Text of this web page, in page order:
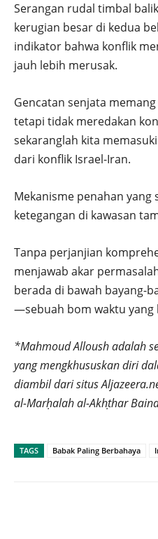
Serangan rudal timbal
kerugian besar di kedua
indikator bahwa konflik
jauh lebih merusak.
Gencatan senjata
tetapi tidak meredakan
sekaranglah kita
dari konflik Israel-Iran.
Mekanisme penahan
ketegangan di kawasan
Tanpa perjanjian
menjawab akar
berada di bawah bayang-
—sebuah bom waktu yang
*Mahmoud Alloush adalah
yang mengkhususkan diri
diambil dari situs
al-Marḥalah al-Akhṭhar
TAGS Babak Paling Berbahaya